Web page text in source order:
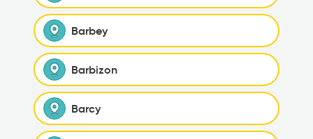
Barbey
Barbizon
Barcy